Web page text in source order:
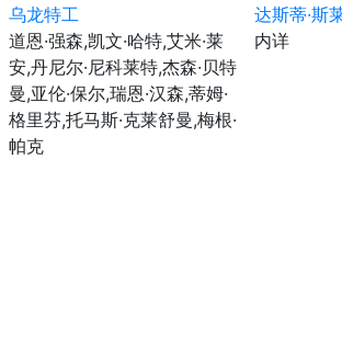
乌龙特工
道恩·强森,凯文·哈特,艾米·莱
安,丹尼尔·尼科莱特,杰森·贝特
曼,亚伦·保尔,瑞恩·汉森,蒂姆·
格里芬,托马斯·克莱舒曼,梅根·
帕克
达斯蒂·斯
内详